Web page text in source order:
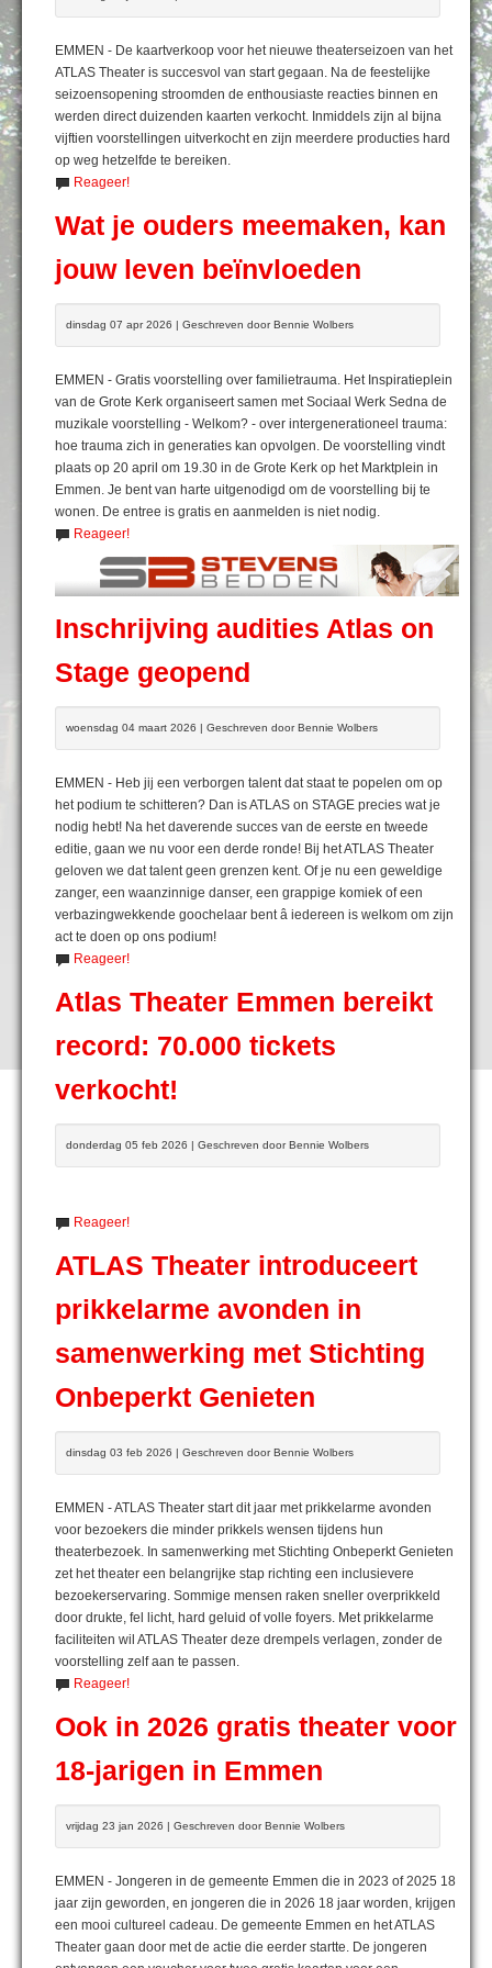
EMMEN - De kaartverkoop voor het nieuwe theaterseizoen van het
ATLAS Theater is succesvol van start gegaan. Na de feestelijke
seizoensopening stroomden de enthousiaste reacties binnen en
werden direct duizenden kaarten verkocht. Inmiddels zijn al bijna
vijftien voorstellingen uitverkocht en zijn meerdere producties hard
op weg hetzelfde te bereiken.
Reageer!
Wat je ouders meemaken, kan
jouw leven beïnvloeden
dinsdag 07 apr 2026 | Geschreven door Bennie Wolbers
EMMEN - Gratis voorstelling over familietrauma. Het Inspiratieplein
van de Grote Kerk organiseert samen met Sociaal Werk Sedna de
muzikale voorstelling - Welkom? - over intergenerationeel trauma:
hoe trauma zich in generaties kan opvolgen. De voorstelling vindt
plaats op 20 april om 19.30 in de Grote Kerk op het Marktplein in
Emmen. Je bent van harte uitgenodigd om de voorstelling bij te
wonen. De entree is gratis en aanmelden is niet nodig.
Reageer!
Inschrijving audities Atlas on
Stage geopend
woensdag 04 maart 2026 | Geschreven door Bennie Wolbers
EMMEN - Heb jij een verborgen talent dat staat te popelen om op
het podium te schitteren? Dan is ATLAS on STAGE precies wat je
nodig hebt! Na het daverende succes van de eerste en tweede
editie, gaan we nu voor een derde ronde! Bij het ATLAS Theater
geloven we dat talent geen grenzen kent. Of je nu een geweldige
zanger, een waanzinnige danser, een grappige komiek of een
verbazingwekkende goochelaar bent â iedereen is welkom om zijn
act te doen op ons podium!
Reageer!
Atlas Theater Emmen bereikt
record: 70.000 tickets
verkocht!
donderdag 05 feb 2026 | Geschreven door Bennie Wolbers
Reageer!
ATLAS Theater introduceert
prikkelarme avonden in
samenwerking met Stichting
Onbeperkt Genieten
dinsdag 03 feb 2026 | Geschreven door Bennie Wolbers
EMMEN - ATLAS Theater start dit jaar met prikkelarme avonden
voor bezoekers die minder prikkels wensen tijdens hun
theaterbezoek. In samenwerking met Stichting Onbeperkt Genieten
zet het theater een belangrijke stap richting een inclusievere
bezoekerservaring. Sommige mensen raken sneller overprikkeld
door drukte, fel licht, hard geluid of volle foyers. Met prikkelarme
faciliteiten wil ATLAS Theater deze drempels verlagen, zonder de
voorstelling zelf aan te passen.
Reageer!
Ook in 2026 gratis theater voor
18-jarigen in Emmen
vrijdag 23 jan 2026 | Geschreven door Bennie Wolbers
EMMEN - Jongeren in de gemeente Emmen die in 2023 of 2025 18
jaar zijn geworden, en jongeren die in 2026 18 jaar worden, krijgen
een mooi cultureel cadeau. De gemeente Emmen en het ATLAS
Theater gaan door met de actie die eerder startte. De jongeren